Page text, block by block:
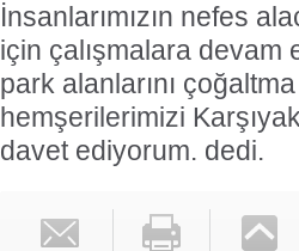
İnsanlarımızın nefes
için çalışmalara devam
park alanlarını
hemşerilerimizi
davet ediyorum. dedi.